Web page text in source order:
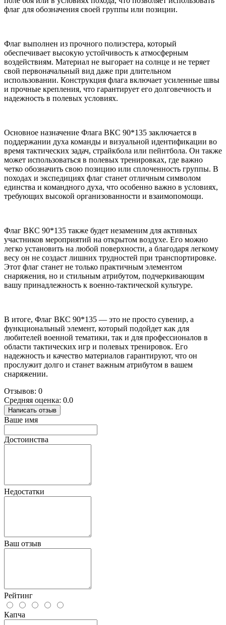
флаг для обозначения своей группы или позиции.
Флаг выполнен из прочного полиэстера, который
обеспечивает высокую устойчивость к атмосферным
воздействиям. Материал не выгорает на солнце и не теряет
свой первоначальный вид даже при длительном
использовании. Конструкция флага включает усиленные швы
и прочные крепления, что гарантирует его долговечность и
надежность в полевых условиях.
Основное назначение Флага ВКС 90*135 заключается в
поддержании духа команды и визуальной идентификации во
время тактических задач, страйкбола или пейнтбола. Он также
может использоваться в полевых тренировках, где важно
четко обозначить свою позицию или сплоченность группы. В
походах и экспедициях флаг станет отличным символом
единства и командного духа, что особенно важно в условиях,
требующих высокой организованности и взаимопомощи.
Флаг ВКС 90*135 также будет незаменим для активных
участников мероприятий на открытом воздухе. Его можно
легко установить на любой поверхности, а благодаря легкому
весу он не создаст лишних трудностей при транспортировке.
Этот флаг станет не только практичным элементом
снаряжения, но и стильным атрибутом, подчеркивающим
вашу принадлежность к военно-тактической культуре.
В итоге, Флаг ВКС 90*135 — это не просто сувенир, а
функциональный элемент, который подойдет как для
любителей военной тематики, так и для профессионалов в
области тактических игр и полевых тренировок. Его
надежность и качество материалов гарантируют, что он
прослужит долго и станет важным атрибутом в вашем
снаряжении.
Отзывов: 0
Средняя оценка: 0.0
Написать отзыв
Ваше имя
Достоинства
Недостатки
Ваш отзыв
Рейтинг
Капча